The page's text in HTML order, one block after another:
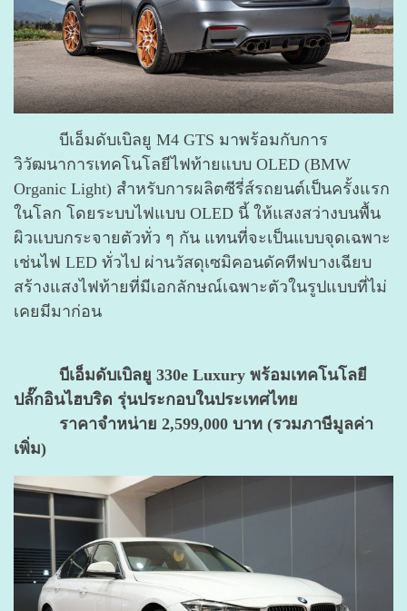
บีเอ็มดับเบิลยู M4 GTS มาพร้อมกับการ
วิวัฒนาการเทคโนโลยีไฟท้ายแบบ OLED (BMW
Organic Light) สำหรับการผลิตซีรี่ส์รถยนต์เป็นครั้งแรก
ในโลก โดยระบบไฟแบบ OLED นี้ ให้แสงสว่างบนพื้น
ผิวแบบกระจายตัวทั่ว ๆ กัน แทนที่จะเป็นแบบจุดเฉพาะ
เช่นไฟ LED ทั่วไป ผ่านวัสดุเซมิคอนดัคทีฟบางเฉียบ
สร้างแสงไฟท้ายที่มีเอกลักษณ์เฉพาะตัวในรูปแบบที่ไม่
เคยมีมาก่อน
บีเอ็มดับเบิลยู 330e Luxury พร้อมเทคโนโลยี
ปลั๊กอินไฮบริด รุ่นประกอบในประเทศไทย
ราคาจำหน่าย 2,599,000 บาท (รวมภาษีมูลค่า
เพิ่ม)